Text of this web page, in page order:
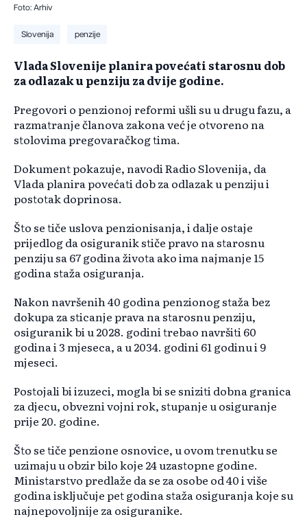
Foto: Arhiv
Slovenija penzije
Vlada Slovenije planira povećati starosnu dob
za odlazak u penziju za dvije godine.
Pregovori o penzionoj reformi ušli su u drugu fazu, a
razmatranje članova zakona već je otvoreno na
stolovima pregovaračkog tima.
Dokument pokazuje, navodi Radio Slovenija, da
Vlada planira povećati dob za odlazak u penziju i
postotak doprinosa.
Što se tiče uslova penzionisanja, i dalje ostaje
prijedlog da osiguranik stiče pravo na starosnu
penziju sa 67 godina života ako ima najmanje 15
godina staža osiguranja.
Nakon navršenih 40 godina penzionog staža bez
dokupa za sticanje prava na starosnu penziju,
osiguranik bi u 2028. godini trebao navršiti 60
godina i 3 mjeseca, a u 2034. godini 61 godinu i 9
mjeseci.
Postojali bi izuzeci, mogla bi se sniziti dobna granica
za djecu, obvezni vojni rok, stupanje u osiguranje
prije 20. godine.
Što se tiče penzione osnovice, u ovom trenutku se
uzimaju u obzir bilo koje 24 uzastopne godine.
Ministarstvo predlaže da se za osobe od 40 i više
godina isključuje pet godina staža osiguranja koje su
najnepovoljnije za osiguranike.